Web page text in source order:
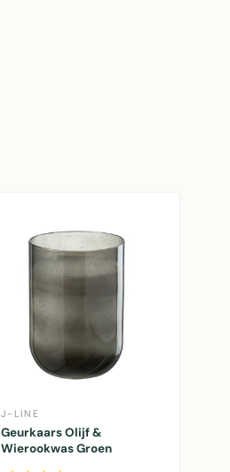
J-LINE
Geurkaars Olijf &
Wierookwas Groen